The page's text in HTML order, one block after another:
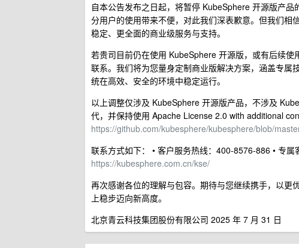
自本公告发布之日起，将暂停 KubeSphere 开源版产
分用户的使用带来不便，对此我们深表歉意。但我们相
稳定、更全面的商业级服务与支持。
若贵司目前仍在使用 KubeSphere 开源版，或有后续
联系。我们将为您量身定制商业版解决方案，涵盖专属
统在高效、安全的环境中稳定运行。
以上调整仅涉及 KubeSphere 开源版产品，不涉及
代，并保持使用 Apache License 2.0 with additional
https://github.com/kubesphere/kubesphere/blob/
联系方式如下： • 客户服务热线：400-8576-886 • 专属
https://kubesphere.com.cn/kse/
再次感谢各位的理解与包容。期待与您继续携手，以
上稳步迈向新高度。
北京青云科技集团股份有限公司 2025 年 7 月 31 日